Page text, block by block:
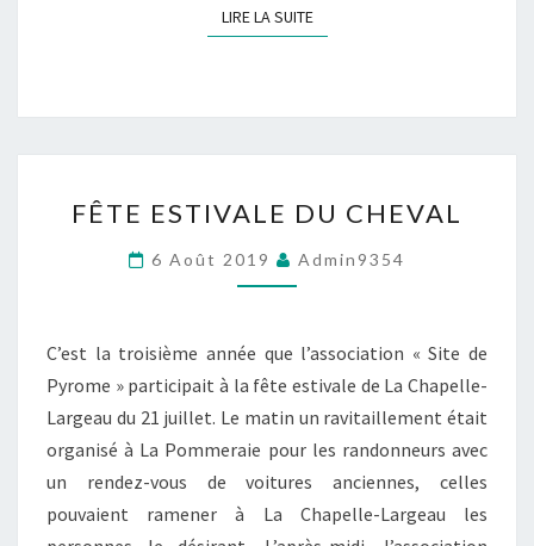
LIRE LA SUITELIRE LA SUITE
ESTIVALE
DU
CHEVAL
FÊTE ESTIVALE DU CHEVAL
6 Août 2019 Admin9354
C’est la troisième année que l’association « Site de
Pyrome » participait à la fête estivale de La Chapelle-
Largeau du 21 juillet. Le matin un ravitaillement était
organisé à La Pommeraie pour les randonneurs avec
un rendez-vous de voitures anciennes, celles
pouvaient ramener à La Chapelle-Largeau les